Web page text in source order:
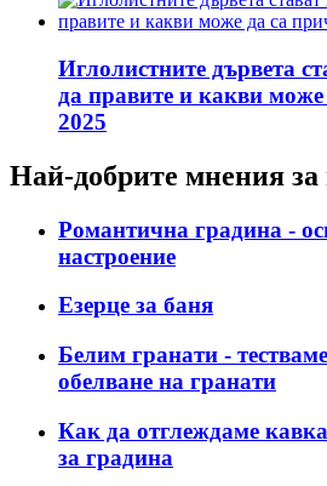
Иглолистните дървета
да правите и какви
2025
Най-добрите мнения за
Романтична градина -
настроение
Езерце за баня
Белим гранати -
обелване на гранати
Как да отглеждаме
за градина